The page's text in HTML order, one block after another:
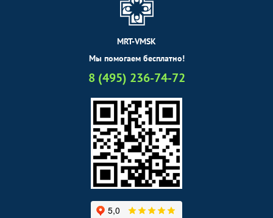
MRT-VMSK
Мы помогаем бесплатно!
8 (495) 236-74-72